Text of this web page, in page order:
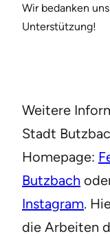
Wir bedanken
Unterstützung!
Weitere
Stadt
Homepage:
Butzbach
Instagram.
die Arbeiten